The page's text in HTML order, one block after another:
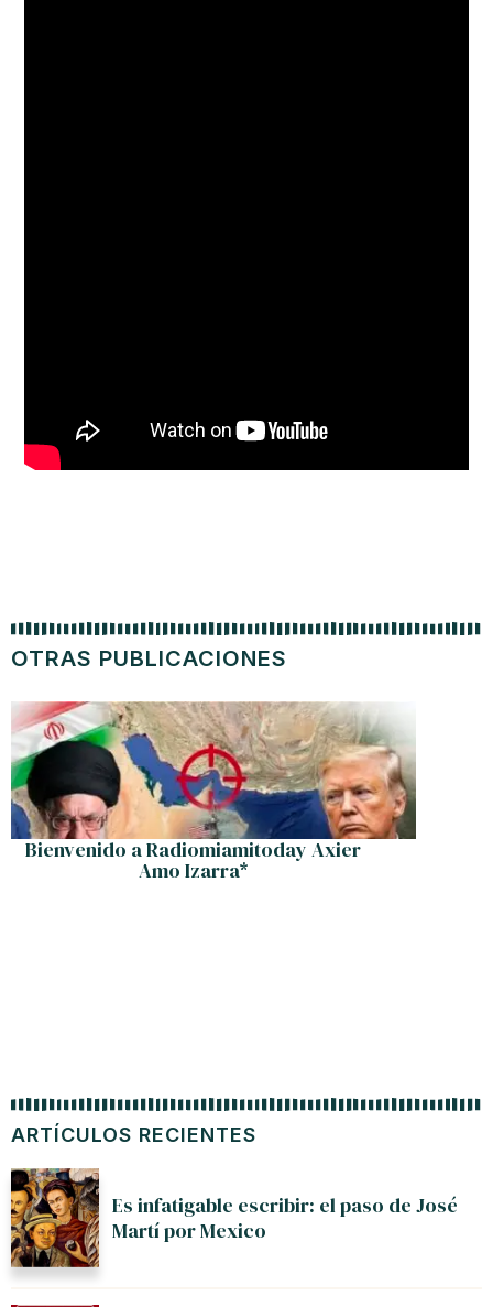
ARTÍCULOS RECIENTES
Es infatigable escribir: el paso de José
Martí por Mexico
OTRAS PUBLICACIONES
Bienvenido a Radiomiamitoday Axier
Amo Izarra*